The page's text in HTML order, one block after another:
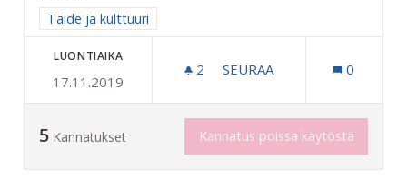
Rajaa tulokset aihepiirin mukaan: Taide ja kulttuuri
Taide ja kulttuuri
LUONTIAIKA
17.11.2019
2 2 SEURAAJAA
SEURAA 0
5 Kannatukset Kannatus poissa käytöstä